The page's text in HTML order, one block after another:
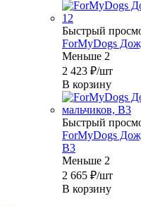
Быстрый
ForMyDogs
Меньше 2
2 423 ₽/шт
В корзину
Быстрый
ForMyDogs
B3
Меньше 2
2 665 ₽/шт
В корзину